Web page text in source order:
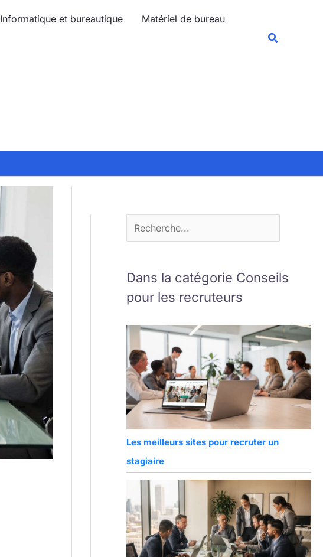
Informatique et bureautique Matériel de bureau
r
Dans la catégorie Conseils
pour les recruteurs
Les meilleurs sites pour recruter un
stagiaire